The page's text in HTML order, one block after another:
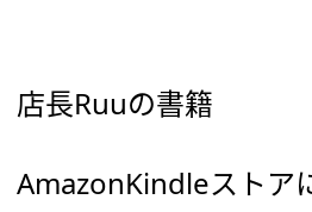
店長Ruuの書籍
AmazonKindleストア